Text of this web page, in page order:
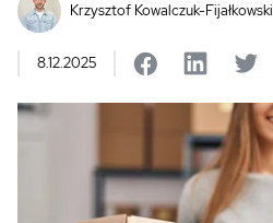
Krzysztof Kowalczuk-Fijałkowski
8.12.2025